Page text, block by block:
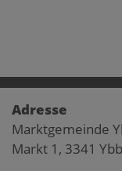
Adresse
Marktgemeinde
Markt 1, 3341